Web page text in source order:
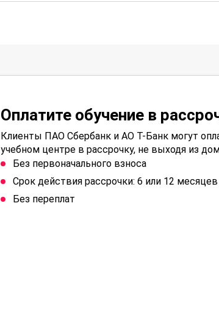
Оплатите обучение в
Клиенты ПАО Сбербанк и АО Т-Банк могут
учебном центре в рассрочку, не выходя из
Без первоначального взноса
Срок действия рассрочки: 6 или 12 месяцев
Без переплат